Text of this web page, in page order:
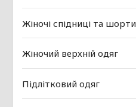
Жіночі спідниці та шорти
Жіночий верхній одяг
Підлітковий одяг